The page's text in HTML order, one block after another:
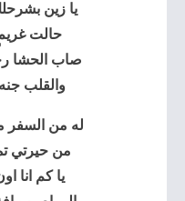
يا زين
حالت
صاب الحشا
والقلب
له من السفر
من حيرتي
يا كم انا